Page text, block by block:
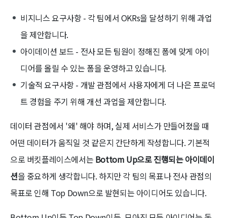
비지니스 요구사항 - 각 팀에서 OKRs을 달성하기 위해 과업
을 제안합니다.
아이데이션 보드 - 전사 모든 팀원이 정해진 폼에 맞게 아이
디어를 올릴 수 있는 폼을 운영하고 있습니다.
기술적 요구사항 - 개발 관점에서 사용자에게 더 나은 프로덕
트 경험을 주기 위해 개선 과업을 제안합니다.
데이터 관점에서 '왜' 해야 하며, 실제 서비스가 만들어졌을 때
어떤 데이터가 움직일 것 같은지 간단하게 작성합니다. 기본적
으로 버킷플레이스에서는 Bottom Up으로 진행되는 아이데이
션을 중요하게 생각합니다. 하지만 각 팀의 목표나 전사 관점의
목표로 인해 Top Down으로 발현되는 아이디어도 있습니다.